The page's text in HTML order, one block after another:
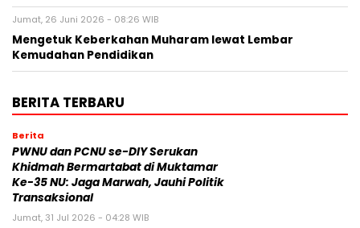
Jumat, 26 Juni 2026 - 08:26 WIB
Mengetuk Keberkahan Muharam lewat Lembar
Kemudahan Pendidikan
BERITA TERBARU
Berita
PWNU dan PCNU se-DIY Serukan
Khidmah Bermartabat di Muktamar
Ke-35 NU: Jaga Marwah, Jauhi Politik
Transaksional
Jumat, 31 Jul 2026 - 04:28 WIB